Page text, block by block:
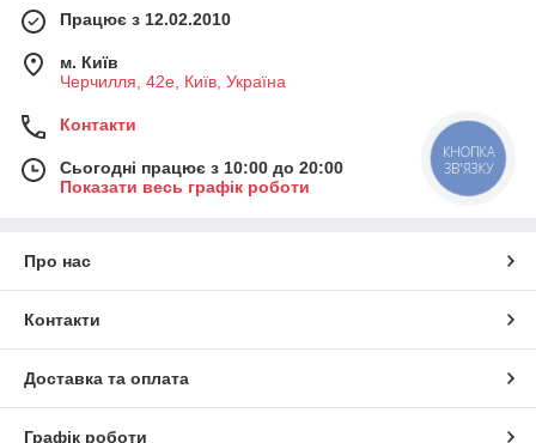
Працює з 12.02.2010
м. Київ
Черчилля, 42е, Київ, Україна
Контакти
Сьогодні працює з 10:00 до 20:00
Показати весь графік роботи
Про нас
Контакти
Доставка та оплата
Графік роботи
КНОПКА
ЗВ'ЯЗКУ